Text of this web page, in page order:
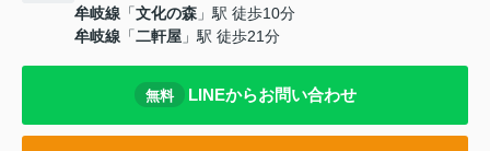
牟岐線 「文化の森 」駅 徒歩10分
牟岐線 「二軒屋 」駅 徒歩21分
無料 LINEからお問い合わせ